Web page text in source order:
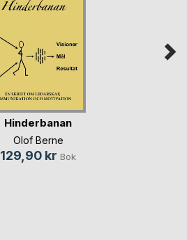
Hinderbanan
Olof Berne
129,90 kr Bok